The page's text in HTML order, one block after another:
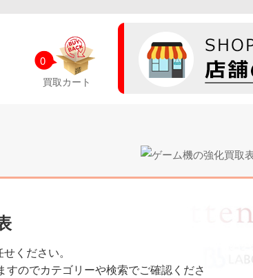
0
買取カート
ください。
のでカテゴリーや検索でご確認くださ